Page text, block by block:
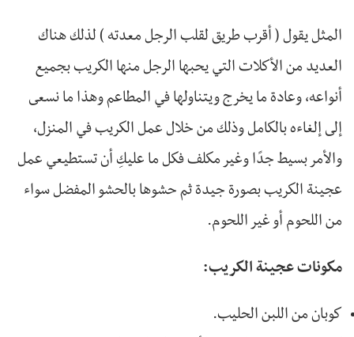
المثل يقول ( أقرب طريق لقلب الرجل معدته ) لذلك هناك
العديد من الأكلات التي يحبها الرجل منها الكريب بجميع
أنواعه، وعادة ما يخرج ويتناولها في المطاعم وهذا ما نسعى
إلى إلغاءه بالكامل وذلك من خلال عمل الكريب في المنزل،
والأمر بسيط جدًا وغير مكلف فكل ما عليكِ أن تستطيعي عمل
عجينة الكريب بصورة جيدة ثم حشوها بالحشو المفضل سواء
من اللحوم أو غير اللحوم.
مكونات عجينة الكريب:
كوبان من اللبن الحليب.